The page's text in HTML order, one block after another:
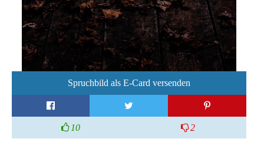
Spruchbild als E-Card versenden
10 2